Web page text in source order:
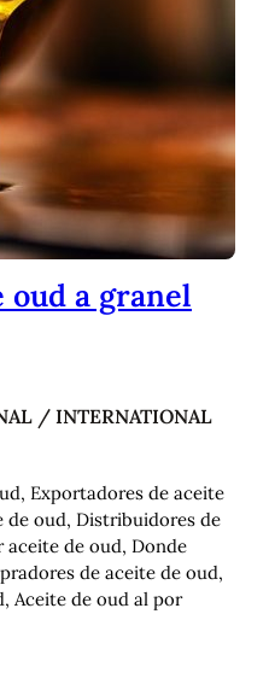
oud a granel
/ INTERNATIONAL
Exportadores de aceite
de oud, Distribuidores de
aceite de oud, Donde
de aceite de oud,
Aceite de oud al por